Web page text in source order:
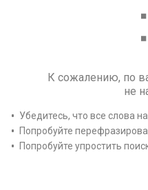
К сожалению, по
не
Убедитесь, что все слова
Попробуйте
Попробуйте упростить